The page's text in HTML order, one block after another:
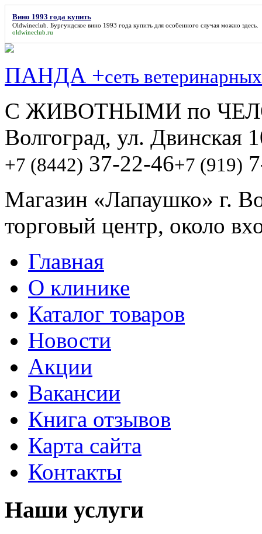
Вино 1993 года купить
Oldwineclub. Бургундское вино 1993 года купить для особенного случая можно здесь.
oldwineclub.ru
ПАНДА +сеть
С ЖИВОТНЫМИ по
Волгоград, ул. Двинская
+7 (8442) 37-22-46+7 (919)
Магазин «Лапаушко» г.
торговый центр, около
Главная
О клинике
Каталог товаров
Новости
Акции
Вакансии
Книга отзывов
Карта сайта
Контакты
Наши услуги